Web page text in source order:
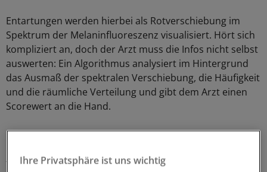
Entartungen werden hierbei als Rotverschiebung im
Spektrum der Melaninfluoreszenz visualisiert. Hört sich
kompliziert an, doch der Arzt muss die Infos nicht selbst
auswerten: Ein Algorithmus analysiert im Hintergrund
das Ausmaß der spektralen Verschiebung, die Häufigkeit
und die räumliche Verteilung und gibt dem Arzt einen
Scorewert an die Hand.
Nach ein bis fünf Minuten hat er somit eine Diagnose-
für Hausärzte interessant ist.
Ihre Privatsphäre ist uns wichtig